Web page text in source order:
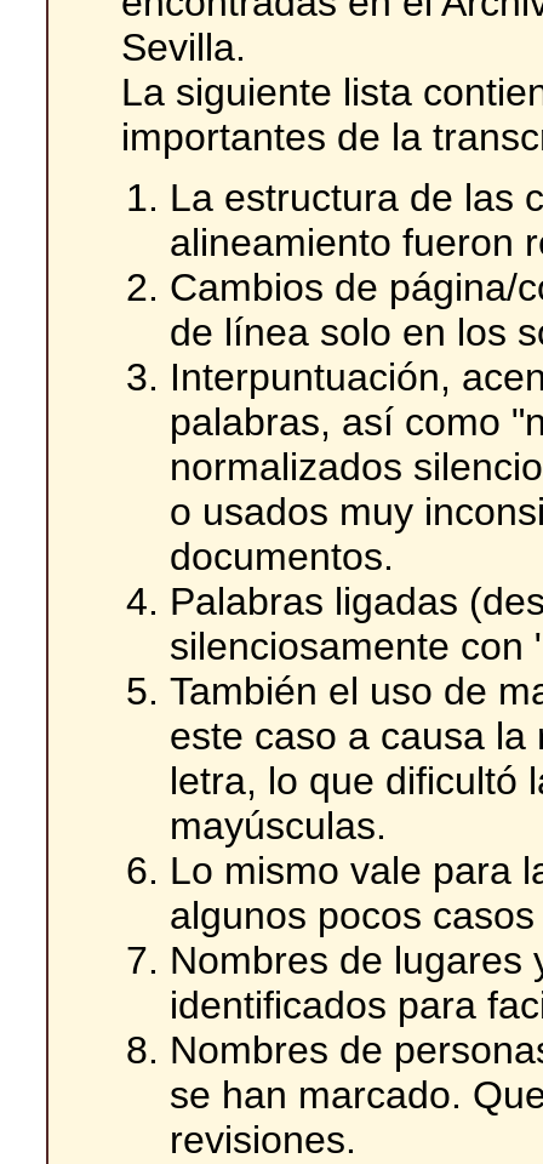
Sevilla.
La siguiente lista
importantes de la
La estructura de las
alineamiento fueron
Cambios de página/
de línea solo en los
Interpuntuación,
palabras, así como
normalizados
o usados muy
documentos.
Palabras ligadas
silenciosamente con
También el uso de
este caso a causa
letra, lo que dificultó
mayúsculas.
Lo mismo vale para
algunos pocos
Nombres de lugares
identificados para
Nombres de
se han marcado.
revisiones.